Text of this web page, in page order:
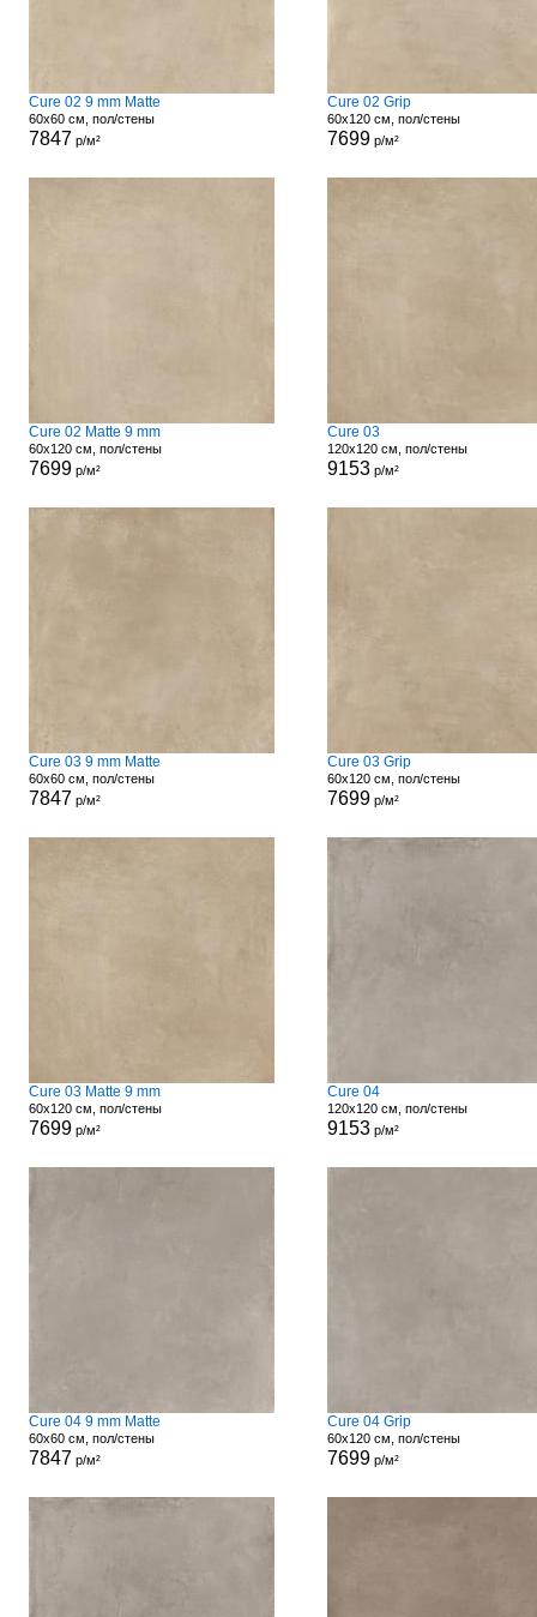
Cure 02 9 mm Matte
60x60 см, пол/стены
7847 р/м²
Cure 02 Grip
60x120 см, пол/стены
7699р/м²
Cure 02 Matte 9 mm
60x120 см, пол/стены
7699р/м²
Cure 03
120x120 см, пол/стены
9153р/м²
Cure 03 9 mm Matte
60x60 см, пол/стены
7847 р/м²
Cure 03 Grip
60x120 см, пол/стены
7699р/м²
Cure 03 Matte 9 mm
60x120 см, пол/стены
7699р/м²
Cure 04
120x120 см, пол/стены
9153р/м²
Cure 04 9 mm Matte
60x60 см, пол/стены
7847 р/м²
Cure 04 Grip
60x120 см, пол/стены
7699р/м²